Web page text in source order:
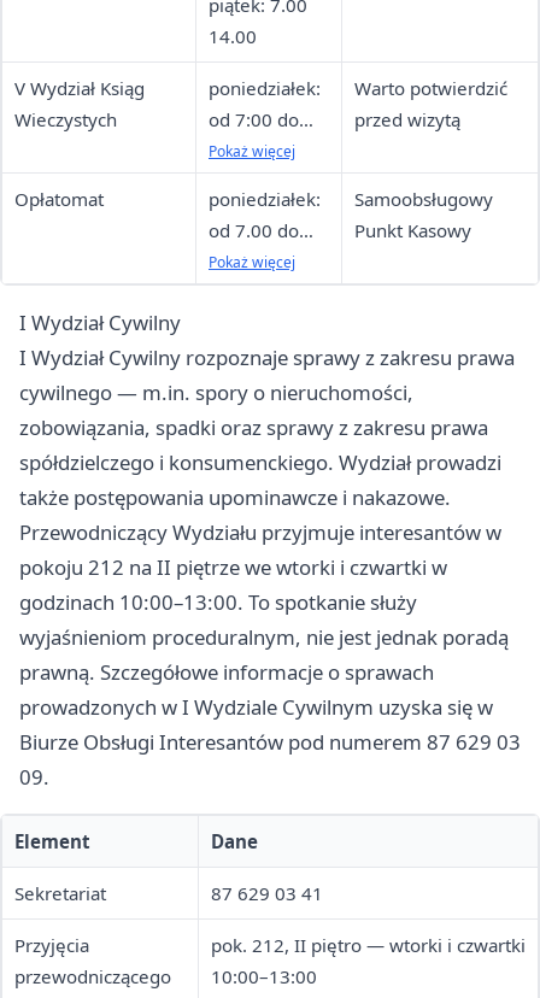
piątek: 7.00
14.00
V Wydział Ksiąg
Wieczystych
poniedziałek:
od 7:00 do
18:00
piątek: od
7:00 do 14:00
Pokaż więcej
Warto potwierdzić
przed wizytą
Opłatomat
poniedziałek:
od 7.00 do
18.00
wtorek–
7.00 do 15.00
Pokaż więcej
Samoobsługowy
Punkt Kasowy
I Wydział Cywilny
I Wydział Cywilny rozpoznaje sprawy z zakresu prawa
cywilnego — m.in. spory o nieruchomości,
zobowiązania, spadki oraz sprawy z zakresu prawa
spółdzielczego i konsumenckiego. Wydział prowadzi
także postępowania upominawcze i nakazowe.
Przewodniczący Wydziału przyjmuje interesantów w
pokoju 212 na II piętrze we wtorki i czwartki w
godzinach 10:00–13:00. To spotkanie służy
wyjaśnieniom proceduralnym, nie jest jednak poradą
prawną. Szczegółowe informacje o sprawach
prowadzonych w I Wydziale Cywilnym uzyska się w
Biurze Obsługi Interesantów pod numerem 87 629 03
09.
Element Dane
Sekretariat 87 629 03 41
Przyjęcia
przewodniczącego
pok. 212, II piętro — wtorki i czwartki
10:00–13:00